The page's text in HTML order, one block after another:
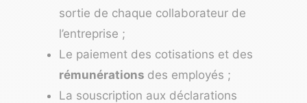
sortie de chaque collaborateur de
l’entreprise ;
Le paiement des cotisations et des
rémunérations des employés ;
La souscription aux déclarations